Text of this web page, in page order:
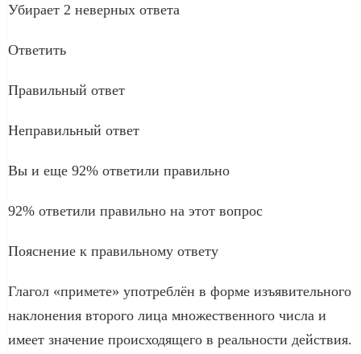
Убирает 2 неверных ответа
Ответить
Правильный ответ
Неправильный ответ
Вы и еще 92% ответили правильно
92% ответили правильно на этот вопрос
Пояснение к правильному ответу
Глагол «примете» употреблён в форме изъявительного
наклонения второго лица множественного числа и
имеет значение происходящего в реальности действия.